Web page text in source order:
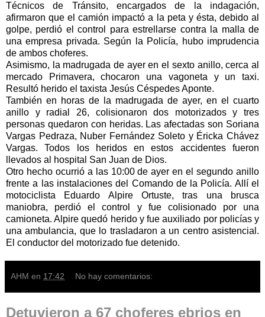
Técnicos de Tránsito, encargados de la indagación,
afirmaron que el camión impactó a la peta y ésta, debido al
golpe, perdió el control para estrellarse contra la malla de
una empresa privada. Según la Policía, hubo imprudencia
de ambos choferes.
Asimismo, la madrugada de ayer en el sexto anillo, cerca al
mercado Primavera, chocaron una vagoneta y un taxi.
Resultó herido el taxista Jesús Céspedes Aponte.
También en horas de la madrugada de ayer, en el cuarto
anillo y radial 26, colisionaron dos motorizados y tres
personas quedaron con heridas. Las afectadas son Soriana
Vargas Pedraza, Nuber Fernández Soleto y Éricka Chávez
Vargas. Todos los heridos en estos accidentes fueron
llevados al hospital San Juan de Dios.
Otro hecho ocurrió a las 10:00 de ayer en el segundo anillo
frente a las instalaciones del Comando de la Policía. Allí el
motociclista Eduardo Alpire Ortuste, tras una brusca
maniobra, perdió el control y fue colisionado por una
camioneta. Alpire quedó herido y fue auxiliado por policías y
una ambulancia, que lo trasladaron a un centro asistencial.
El conductor del motorizado fue detenido.
AHM en 17:42 No hay comentarios:
Detuvieron a 67 choferes ebrios en